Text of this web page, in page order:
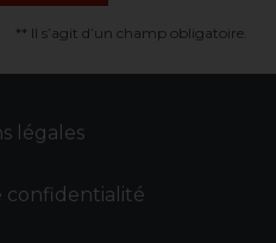
** Il s’agit d’un champ obligatoire.
légales
confidentialité